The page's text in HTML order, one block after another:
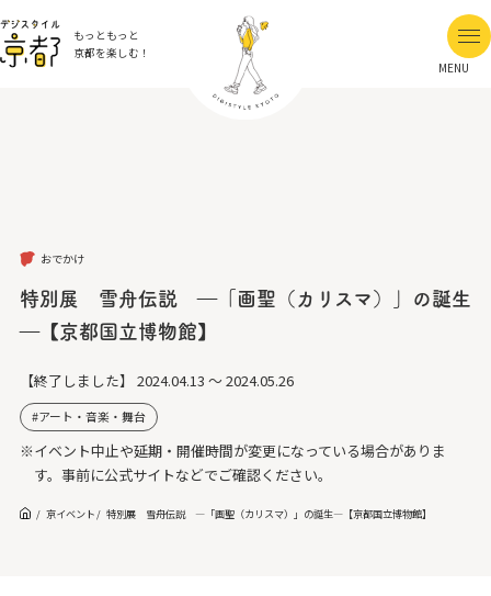
もっともっと
京都を楽しむ！
MENU
おでかけ
特別展 雪舟伝説 ―「画聖（カリスマ）」の誕生
―【京都国立博物館】
【終了しました】 2024.04.13 ～ 2024.05.26
アート・音楽・舞台
※イベント中止や延期・開催時間が変更になっている場合がありま
す。事前に公式サイトなどでご確認ください。
京イベント 特別展 雪舟伝説 ―「画聖（カリスマ）」の誕生―【京都国立博物館】